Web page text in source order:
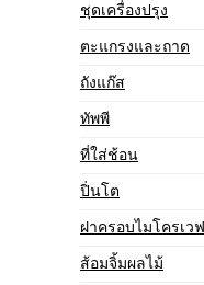
ชุดเครื่องปรุง
ตะแกรงและถาด
ถังแก๊ส
ทัพพี
ที่ใส่ช้อน
ปิ่นโต
ฝาครอบไมโครเวฟ
ส้อมจิ้มผลไม้